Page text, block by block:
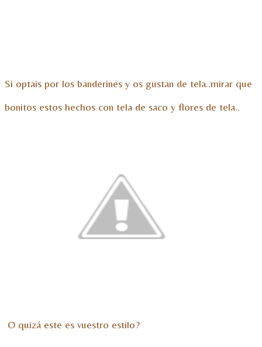
Si optais por los banderines y os gustan de tela..mirar que
bonitos estos hechos con tela de saco y flores de tela..
O quizá este es vuestro estilo?